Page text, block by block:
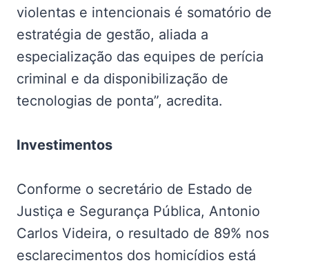
violentas e intencionais é somatório de
estratégia de gestão, aliada a
especialização das equipes de perícia
criminal e da disponibilização de
tecnologias de ponta”, acredita.
Investimentos
Conforme o secretário de Estado de
Justiça e Segurança Pública, Antonio
Carlos Videira, o resultado de 89% nos
esclarecimentos dos homicídios está